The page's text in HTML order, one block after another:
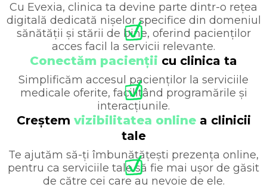
Cu Evexia, clinica ta devine parte dintr-o rețea
digitală dedicată nișelor specifice din domeniul
sănătății și stării de bine, oferind pacienților
acces facil la servicii relevante.
Conectăm pacienții cu clinica ta
Simplificăm accesul pacienților la serviciile
medicale oferite, facilitând programările și
interacțiunile.
Creștem vizibilitatea onlinea clinicii
tale
Te ajutăm să-ți îmbunătățești prezența online,
pentru ca serviciile tale să fie mai ușor de găsit
de către cei care au nevoie de ele.